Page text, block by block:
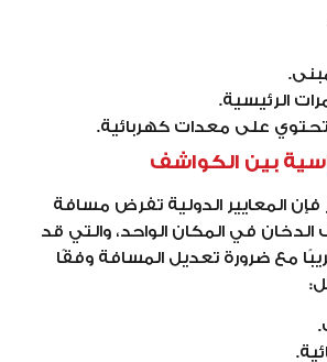
الرئيسية.
تحتوي على معدات كهربائية.
بين الكواشف
المعايير الدولية تفرض مسافة
في المكان الواحد، والتي قد
متر تقريبًا مع ضرورة تعديل المسافة وفقًا